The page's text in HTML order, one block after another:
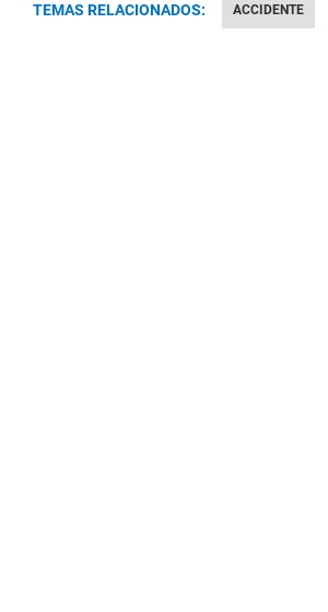
TEMAS RELACIONADOS: ACCIDENTE